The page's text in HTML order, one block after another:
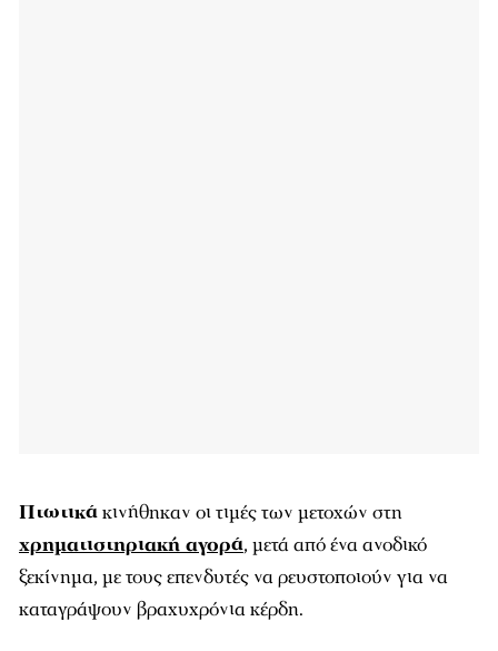
Πτωτικάκινήθηκαν οι τιμές των μετοχών στη
χρηματιστηριακή αγορά, μετά από ένα ανοδικό
ξεκίνημα, με τους επενδυτές να ρευστοποιούν για να
καταγράψουν βραχυχρόνια κέρδη.